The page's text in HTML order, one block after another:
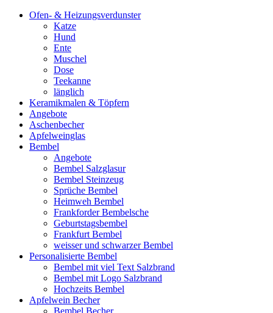
Ofen- & Heizungsverdunster
Katze
Hund
Ente
Muschel
Dose
Teekanne
länglich
Keramikmalen & Töpfern
Angebote
Aschenbecher
Apfelweinglas
Bembel
Angebote
Bembel Salzglasur
Bembel Steinzeug
Sprüche Bembel
Heimweh Bembel
Frankforder Bembelsche
Geburtstagsbembel
Frankfurt Bembel
weisser und schwarzer Bembel
Personalisierte Bembel
Bembel mit viel Text Salzbrand
Bembel mit Logo Salzbrand
Hochzeits Bembel
Apfelwein Becher
Bembel Becher